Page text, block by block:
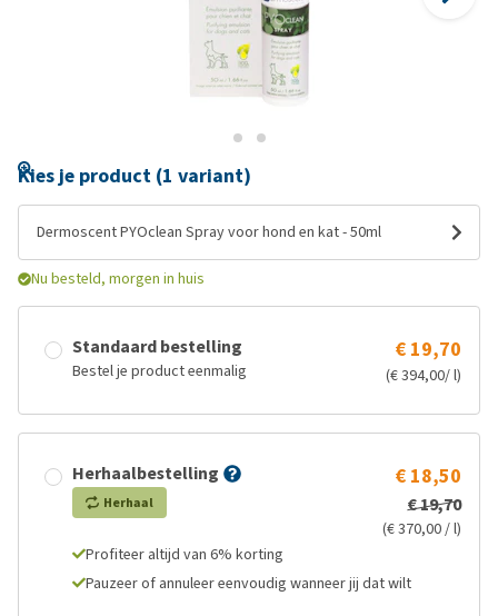
Kies je product (1 variant)
Dermoscent PYOclean Spray voor hond en kat - 50ml
Nu besteld, morgen in huis
Standaard bestelling
Bestel je product eenmalig
€ 19,70
(€ 394,00/ l)
Herhaalbestelling
Herhaal
€ 18,50
€ 19,70
(€ 370,00 / l)
Profiteer altijd van 6% korting
Pauzeer of annuleer eenvoudig wanneer jij dat wilt